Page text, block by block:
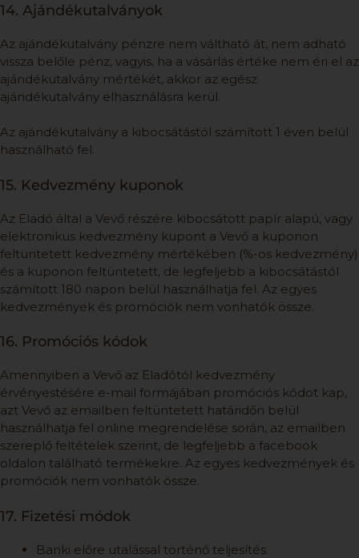
14. Ajándékutalványok
Az ajándékutalvány pénzre nem váltható át, nem adható
vissza belőle pénz, vagyis, ha a vásárlás értéke nem éri el az
ajándékutalvány mértékét, akkor az egész
ajándékutalvány elhasználásra kerül.
Az ajándékutalvány a kibocsátástól számított 1 éven belül
használható fel.
15. Kedvezmény kuponok
Az Eladó által a Vevő részére kibocsátott papír alapú, vagy
elektronikus kedvezmény kupont a Vevő a kuponon
feltüntetett kedvezmény mértékében (%-os kedvezmény)
és a kuponon feltüntetett, de legfeljebb a kibocsátástól
számított 180 napon belül használhatja fel. Az egyes
kedvezmények és promóciók nem vonhatók össze.
16. Promóciós kódok
Amennyiben a Vevő az Eladótól kedvezmény
érvényestésére e-mail formájában promóciós kódot kap,
azt Vevő az emailben feltüntetett határidőn belül
használhatja fel online megrendelése során, az emailben
szereplő feltételek szerint, de legfeljebb a facebook
oldalon található termékekre. Az egyes kedvezmények és
promóciók nem vonhatók össze.
17. Fizetési módok
Banki előre utalással történő teljesítés.